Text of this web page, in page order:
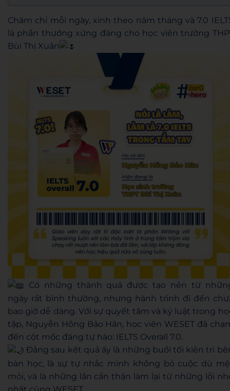
Chăm chỉ mỗi ngày, xinh theo năm tháng và 7.0
là phần thưởng xứng đáng cho học viên trường
Bùi Thị Xuân
Có những thành quả được tạo nên từ
ngày rất bình thường, nhưng hành trình đi đến
bao giờ dễ dàng. Với sự quyết tâm và kỷ luật trong
tập, Nguyễn Hồng Bảo Hân, học viên WESET đã
đến cột mốc đáng tự hào: IELTS Overall 7.0.
Đằng sau kết quả ấy là những buổi tối kiên trì
bàn học, là sự tự nhắc mình không bỏ cuộc dù
mỏi, và là những lần cẩn thận làm lại từ những lỗi
nhất cùng WESET.